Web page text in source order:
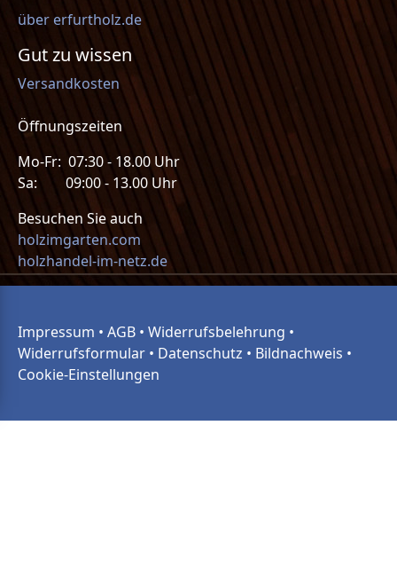
über erfurtholz.de
Gut zu wissen
Versandkosten
Öffnungszeiten
Mo-Fr: 07:30 - 18.00 Uhr
Sa: 09:00 - 13.00 Uhr
Besuchen Sie auch
holzimgarten.com
holzhandel-im-netz.de
Impressum • AGB • Widerrufsbelehrung •
Widerrufsformular • Datenschutz • Bildnachweis •
Cookie-Einstellungen